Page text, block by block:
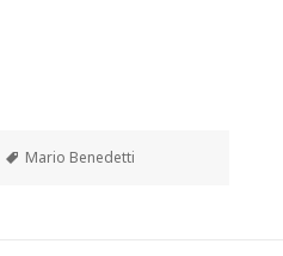
Etiquetas
Mario Benedetti